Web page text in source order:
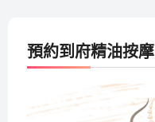
預約到府精油按摩